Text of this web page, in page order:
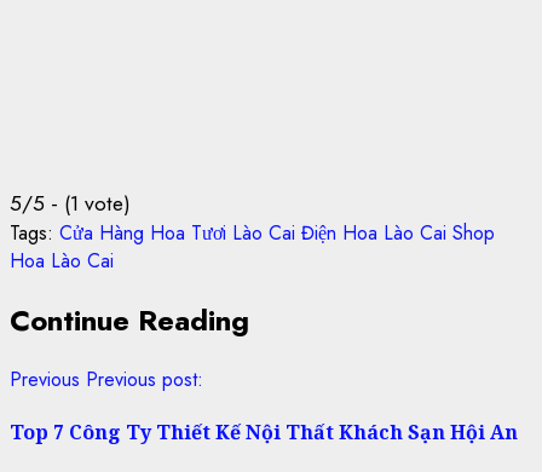
5/5 - (1 vote)
Tags: Cửa Hàng Hoa Tươi Lào Cai Điện Hoa Lào Cai Shop
Hoa Lào Cai
Continue Reading
Previous Previous post:
Top 7 Công Ty Thiết Kế Nội Thất Khách Sạn Hội An